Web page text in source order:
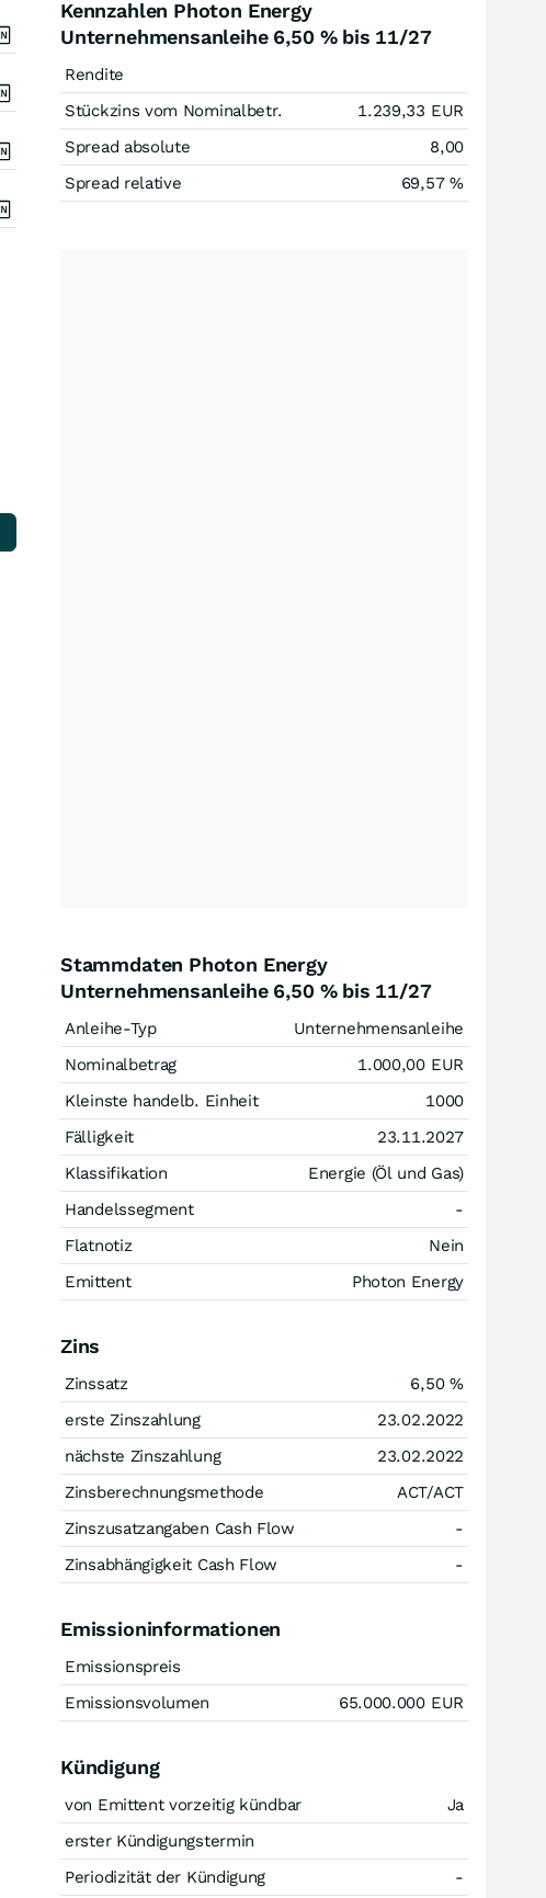
Kennzahlen Photon Energy
Unternehmensanleihe 6,50 % bis 11/27
Rendite
Stückzins vom Nominalbetr.
1.239,33 EUR
Spread absolute
8,00
Spread relative
69,57 %
Stammdaten Photon Energy
Unternehmensanleihe 6,50 % bis 11/27
Anleihe-Typ
Unternehmensanleihe
Nominalbetrag
1.000,00 EUR
Kleinste handelb. Einheit
1000
Fälligkeit
23.11.2027
Klassifikation
Energie (Öl und Gas)
Handelssegment
-
Flatnotiz
Nein
Emittent
Photon Energy
Zins
Zinssatz 6,50 %
erste Zinszahlung
23.02.2022
nächste Zinszahlung
23.02.2022
Zinsberechnungsmethode
ACT/ACT
Zinszusatzangaben Cash Flow
-
Zinsabhängigkeit Cash Flow
-
Emissioninformationen
Emissionspreis
Emissionsvolumen
65.000.000 EUR
Kündigung
von Emittent vorzeitig kündbar
Ja
erster Kündigungstermin
Periodizität der Kündigung
-